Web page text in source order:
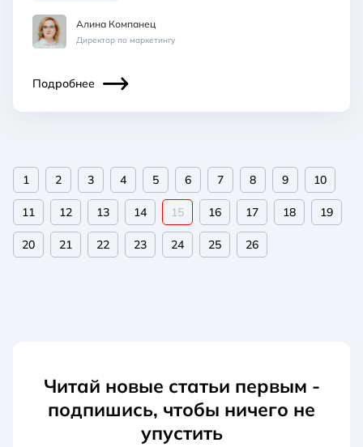
Алина Компанец
Директор по маркетингу
Подробнее
1 2 3 4 5 6 7 8 9 10
11 12 13 14 15 16 17 18 19
20 21 22 23 24 25 26
Читай новые статьи первым -
подпишись, чтобы ничего не
упустить